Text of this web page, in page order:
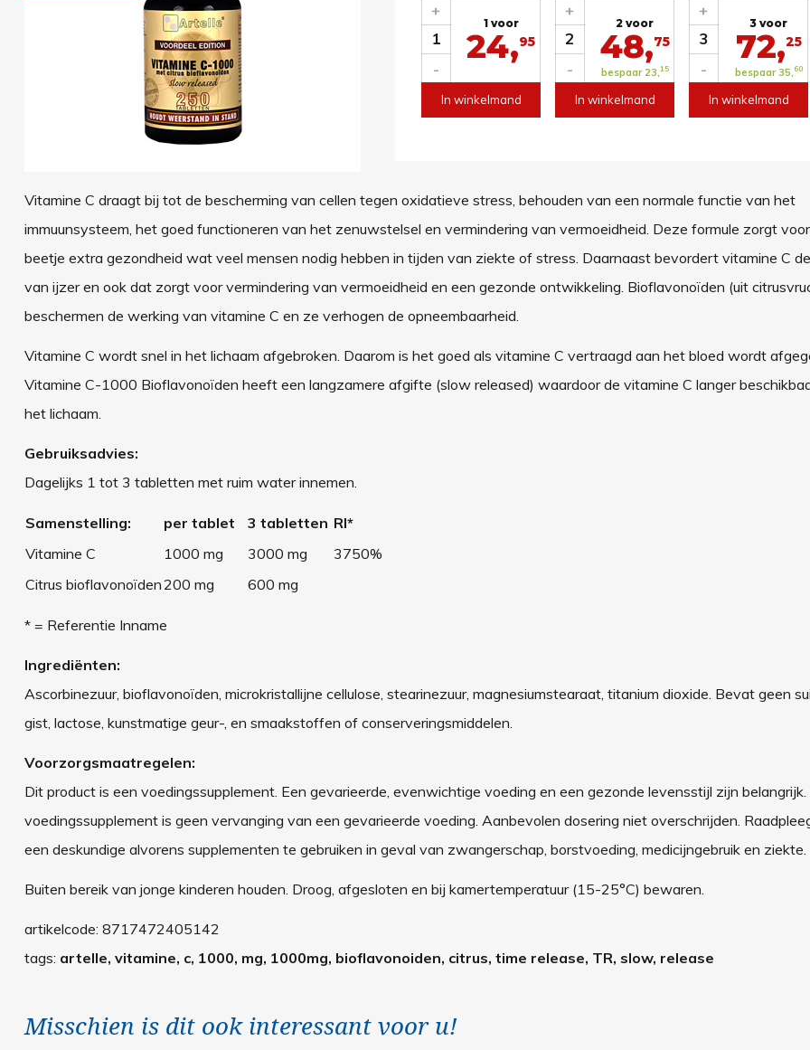
1
-
+
1 voor
24,95
In winkelmand
2
-
+
2 voor
48,75
bespaar 23,15
In winkelmand
3
-
+
3 voor
72,25
bespaar 35, 60
In winkelmand
Vitamine C draagt bij tot de bescherming van cellen tegen oxidatieve stress, behouden van een normale functie van het
immuunsysteem, het goed functioneren van het zenuwstelsel en vermindering van vermoeidheid. Deze formule zorgt
beetje extra gezondheid wat veel mensen nodig hebben in tijden van ziekte of stress. Daarnaast bevordert vitamine C
van ijzer en ook dat zorgt voor vermindering van vermoeidheid en een gezonde ontwikkeling. Bioflavonoïden (uit
beschermen de werking van vitamine C en ze verhogen de opneembaarheid.
Vitamine C wordt snel in het lichaam afgebroken. Daarom is het goed als vitamine C vertraagd aan het bloed wordt
Vitamine C-1000 Bioflavonoïden heeft een langzamere afgifte (slow released) waardoor de vitamine C langer
het lichaam.
Gebruiksadvies:
Dagelijks 1 tot 3 tabletten met ruim water innemen.
Samenstelling: per tablet 3 tabletten RI*
Vitamine C
1000 mg 3000 mg
3750%
Citrus bioflavonoïden200 mg 600 mg
* = Referentie Inname
Ingrediënten:
Ascorbinezuur, bioflavonoïden, microkristallijne cellulose, stearinezuur, magnesiumstearaat, titanium dioxide. Bevat geen
gist, lactose, kunstmatige geur-, en smaakstoffen of conserveringsmiddelen.
Voorzorgsmaatregelen:
Dit product is een voedingssupplement. Een gevarieerde, evenwichtige voeding en een gezonde levensstijl zijn belangrijk.
voedingssupplement is geen vervanging van een gevarieerde voeding. Aanbevolen dosering niet overschrijden.
een deskundige alvorens supplementen te gebruiken in geval van zwangerschap, borstvoeding, medicijngebruik en ziekte.
Buiten bereik van jonge kinderen houden. Droog, afgesloten en bij kamertemperatuur (15-25°C) bewaren.
artikelcode: 8717472405142
tags: artelle, vitamine, c, 1000, mg, 1000mg, bioflavonoiden, citrus, time release, TR, slow, release
Misschien is dit ook interessant voor u!